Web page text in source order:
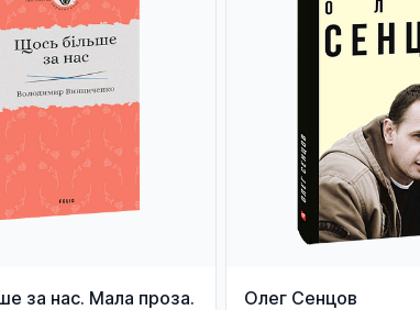
за нас. Мала проза.
Олег Сенцов